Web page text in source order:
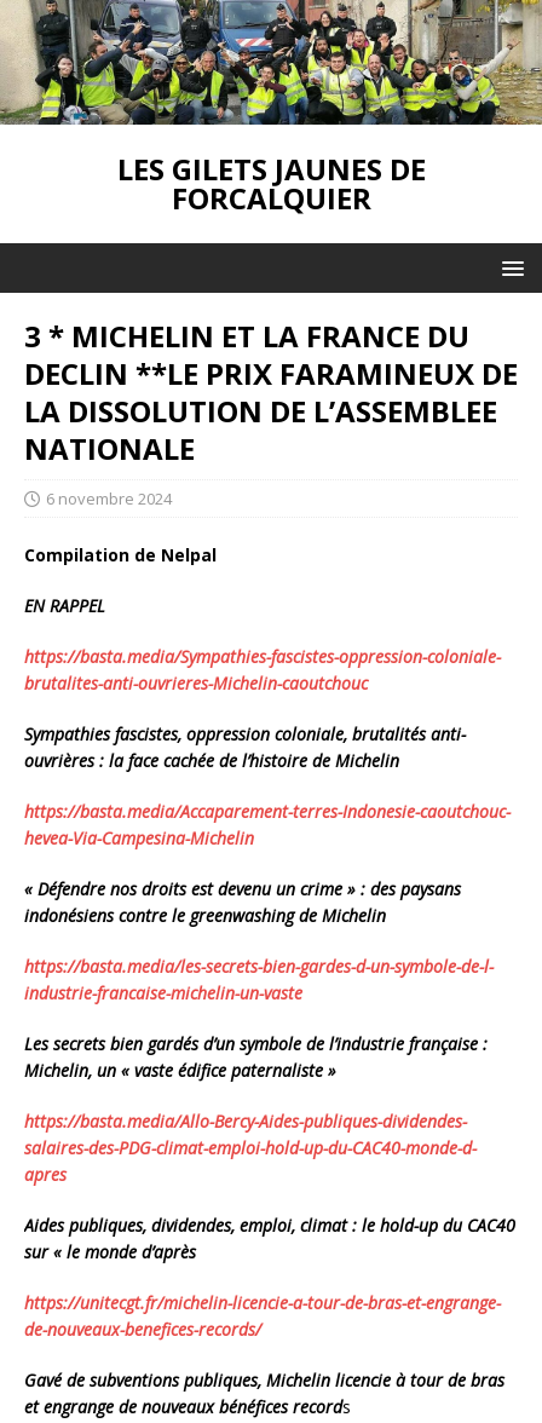
LES GILETS JAUNES DE
FORCALQUIER
3 * MICHELIN ET LA FRANCE DU
DECLIN **LE PRIX FARAMINEUX DE
LA DISSOLUTION DE L’ASSEMBLEE
NATIONALE
6 novembre 2024
Compilation de Nelpal
EN RAPPEL
https://basta.media/Sympathies-fascistes-oppression-coloniale-
brutalites-anti-ouvrieres-Michelin-caoutchouc
Sympathies fascistes, oppression coloniale, brutalités anti-
ouvrières : la face cachée de l’histoire de Michelin
https://basta.media/Accaparement-terres-Indonesie-caoutchouc-
hevea-Via-Campesina-Michelin
« Défendre nos droits est devenu un crime » : des paysans
indonésiens contre le greenwashing de Michelin
https://basta.media/les-secrets-bien-gardes-d-un-symbole-de-l-
industrie-francaise-michelin-un-vaste
Les secrets bien gardés d’un symbole de l’industrie française :
Michelin, un « vaste édifice paternaliste »
https://basta.media/Allo-Bercy-Aides-publiques-dividendes-
salaires-des-PDG-climat-emploi-hold-up-du-CAC40-monde-d-
apres
Aides publiques, dividendes, emploi, climat : le hold-up du CAC40
sur « le monde d’après
https://unitecgt.fr/michelin-licencie-a-tour-de-bras-et-engrange-
de-nouveaux-benefices-records/
Gavé de subventions publiques, Michelin licencie à tour de bras
et engrange de nouveaux bénéfices records